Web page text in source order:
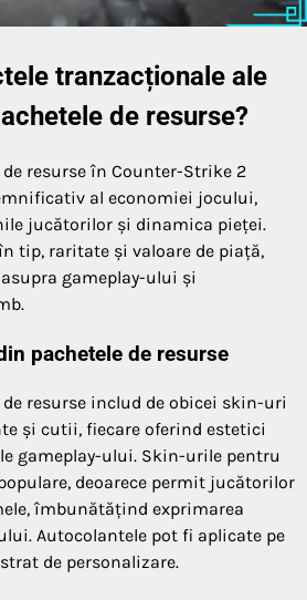
tranzacționale ale
de resurse?
resurse în Counter-Strike 2
al economiei jocului,
jucătorilor și dinamica pieței.
tip, raritate și valoare de piață,
gameplay-ului și
pachetele de resurse
resurse includ de obicei skin-uri
și cutii, fiecare oferind estetici
gameplay-ului. Skin-urile pentru
deoarece permit jucătorilor
îmbunătățind exprimarea
Autocolantele pot fi aplicate pe
de personalizare.